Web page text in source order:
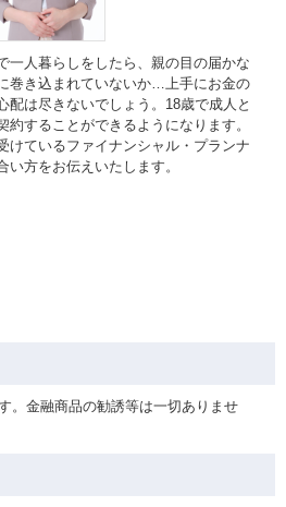
一人暮らしをしたら、親の目の届かな
巻き込まれていないか…上手にお金の
は尽きないでしょう。18歳で成人と
約することができるようになります。
けているファイナンシャル・プランナ
方をお伝えいたします。
。金融商品の勧誘等は一切ありませ